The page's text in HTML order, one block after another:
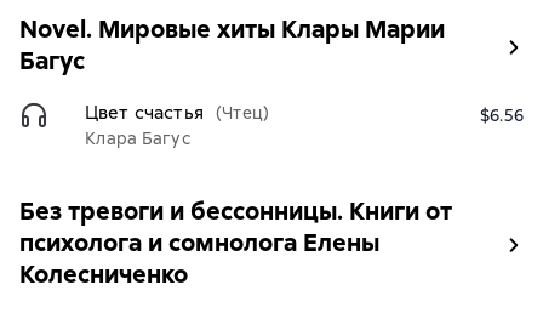
Novel. Мировые хиты Клары Марии
Багус
Цвет счастья
(Чтец)
Клара Багус
$6.56
Без тревоги и бессонницы. Книги от
психолога и сомнолога Елены
Колесниченко